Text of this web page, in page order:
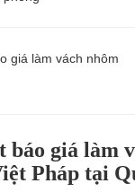
giá làm vách nhôm
báo giá làm
Pháp tại